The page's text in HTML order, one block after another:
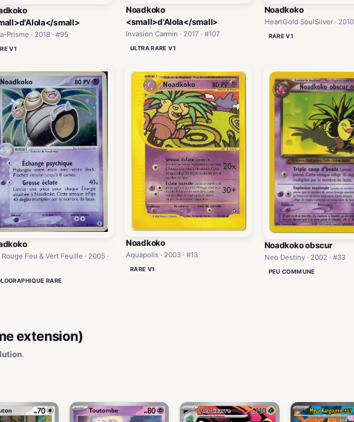
small>
Prisme · 2018 · #95
V1
Noadkoko
<small>d'Alola</small>
Invasion Carmin · 2017 · #107
ULTRA RARE V1
Noadkoko
HeartGold SoulSilver · 2010
RARE V1
Rouge Feu & Vert Feuille · 2005 ·
RARE
Noadkoko
Aquapolis · 2003 · #13
RARE V1
Noadkoko obscur
Neo Destiny · 2002 · #33
PEU COMMUNE
extension)
.